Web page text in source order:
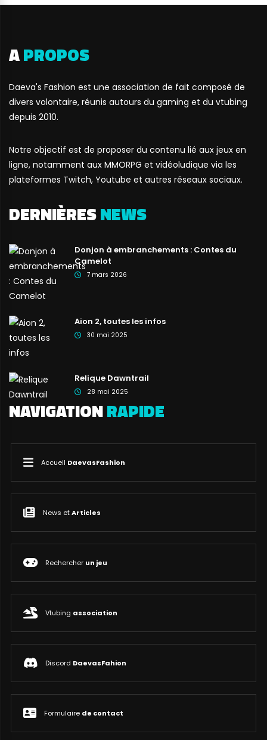
APROPOS
Daeva's Fashion est une association de fait composé de
divers volontaire, réunis autours du gaming et du vtubing
depuis 2010.
Notre objectif est de proposer du contenu lié aux jeux en
ligne, notamment aux MMORPG et vidéoludique via les
plateformes Twitch, Youtube et autres réseaux sociaux.
DERNIÈRESNEWS
Donjon à embranchements : Contes du
Camelot
7 mars 2026
Aion 2, toutes les infos
30 mai 2025
Relique Dawntrail
28 mai 2025
NAVIGATIONRAPIDE
Accueil DaevasFashion
News etArticles
Rechercher un jeu
Vtubing association
Discord DaevasFahion
Formulaire de contact